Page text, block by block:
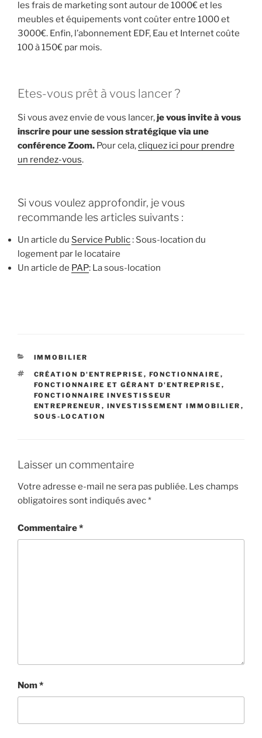
les frais de marketing sont autour de 1000€ et les
meubles et équipements vont coûter entre 1000 et
3000€. Enfin, l’abonnement EDF, Eau et Internet coûte
100 à 150€ par mois.
Etes-vous prêt à vous lancer ?
Si vous avez envie de vous lancer,je vous invite à vous
inscrire pour une session stratégique via une
conférence Zoom. Pour cela,cliquez ici pour prendre
un rendez-vous.
Si vous voulez approfondir, je vous
recommande les articles suivants :
Un article du Service Public: Sous-location du
logement par le locataire
Un article de PAP: La sous-location
CATÉGORIES
IMMOBILIER
ÉTIQUETTES
CRÉATION D'ENTREPRISE , FONCTIONNAIRE ,
FONCTIONNAIRE ET GÉRANT D'ENTREPRISE ,
FONCTIONNAIRE INVESTISSEUR
ENTREPRENEUR , INVESTISSEMENT IMMOBILIER ,
SOUS-LOCATION
Laisser un commentaire
Votre adresse e-mail ne sera pas publiée. Les champs
obligatoires sont indiqués avec*
Commentaire*
Nom*